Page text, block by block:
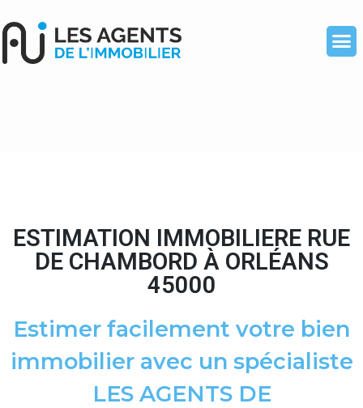
ESTIMATION IMMOBILIERE RUE
DE CHAMBORD À ORLÉANS
45000
Estimer facilement votre bien
immobilier avec un spécialiste
LES AGENTS DE